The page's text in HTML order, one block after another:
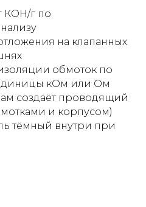
КОН/г по
на клапанных
обмоток по
кОм или Ом
создаёт проводящий
и корпусом)
тёмный внутри при